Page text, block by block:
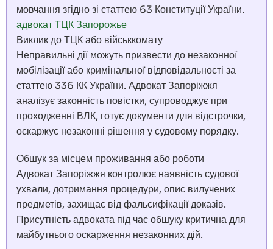
мовчання згідно зі статтею 63 Конституції України.
адвокат ТЦК Запорожье
Виклик до ТЦК або військкомату
Неправильні дії можуть призвести до незаконної
мобілізації або кримінальної відповідальності за
статтею 336 КК України. Адвокат Запоріжжя
аналізує законність повістки, супроводжує при
проходженні ВЛК, готує документи для відстрочки,
оскаржує незаконні рішення у судовому порядку.
Обшук за місцем проживання або роботи
Адвокат Запоріжжя контролює наявність судової
ухвали, дотримання процедури, опис вилучених
предметів, захищає від фальсифікації доказів.
Присутність адвоката під час обшуку критична для
майбутнього оскарження незаконних дій.